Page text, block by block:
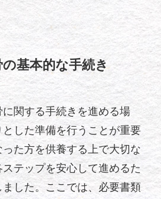
基本的な手続き
関する手続きを進める場
した準備を行うことが重要
た方を供養する上で大切な
テップを安心して進めるた
した。ここでは、必要書類